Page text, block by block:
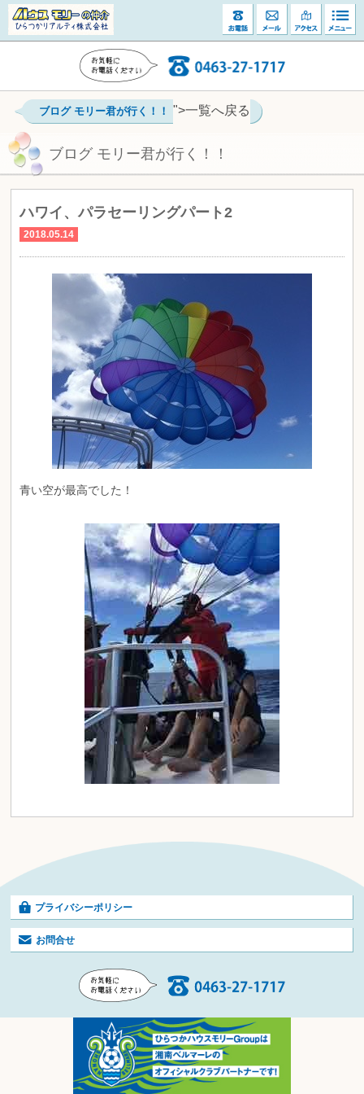
ブログ モリー君が行く！！ ">一覧へ戻る
ブログ モリー君が行く！！
ハワイ、パラセーリングパート2
2018.05.14
青い空が最高でした！
プライバシーポリシー
お問合せ